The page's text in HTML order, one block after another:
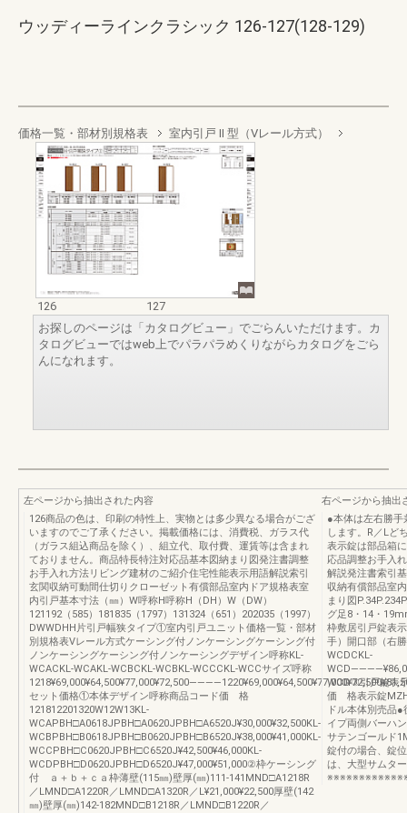
ウッディーラインクラシック 126-127(128-129)
価格一覧・部材別規格表 室内引戸 II 型（Vレール方式）
126
127
お探しのページは「カタログビュー」でごらんいただけます。カ
タログビューではweb上でパラパラめくりながらカタログをごら
んになれます。
左ページから抽出された内容
126商品の色は、印刷の特性上、実物とは多少異なる場合がござ
いますのでご了承ください。掲載価格には、消費税、ガラス代
（ガラス組込商品を除く）、組立代、取付費、運賃等は含まれ
ておりません。商品特長特注対応品基本図納まり図発注書調整
お手入れ方法リビング建材のご紹介住宅性能表示用語解説索引
玄関収納可動間仕切りクローゼット有償部品室内ドア規格表室
内引戸基本寸法（㎜）W呼称H呼称H（DH）W（DW）
121192（585）181835（1797）131324（651）202035（1997）
DWWDHH片引戸幅狭タイプ①室内引戸ユニット価格一覧・部材
別規格表Vレール方式ケーシング付ノンケーシングケーシング付
ノンケーシングケーシング付ノンケーシングデザイン呼称KL-
WCACKL-WCAKL-WCBCKL-WCBKL-WCCCKL-WCCサイズ呼称
セット価格①本体デザイン呼称商品コード価 格
121812201320W12W13KL-
WCAPBH□A0618JPBH□A0620JPBH□A6520J¥30,000¥32,500KL-
WCBPBH□B0618JPBH□B0620JPBH□B6520J¥38,000¥41,000KL-
WCCPBH□C0620JPBH□C6520J¥42,500¥46,000KL-
WCDPBH□D0620JPBH□D6520J¥47,000¥51,000②枠ケーシング
付 ａ＋ｂ＋ｃａ枠薄壁(115㎜)壁厚(㎜)111-141MND□A1218R
／LMND□A1220R／LMND□A1320R／L¥21,000¥22,500厚壁(142
㎜)壁厚(㎜)142-182MND□B1218R／LMND□B1220R／
右ページから抽出
●本体は左右勝手
します。R／Lど
表示錠は部品箱
応品調整お手入
解説発注書索引
収納有償部品室
まり図
グ足8・14・
枠敷居引戸錠表
手）開口部（右
WCDCKL-
WCD③引戸錠表
価 格表示錠
ドル本体別売品
イプ両側バーハ
サテンゴールド
錠付の場合、錠
は、大型サムタ